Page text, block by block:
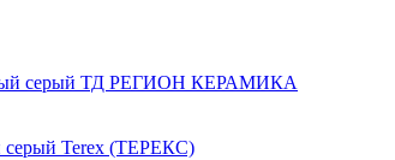
Terex (ТЕРЕКС)